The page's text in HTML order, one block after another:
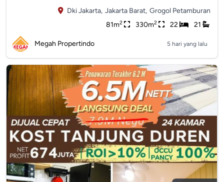
Dki Jakarta, Jakarta Barat, Grogol Petamburan
81m2 330m2 22 21
Megah Propertindo 5 hari yang lalu